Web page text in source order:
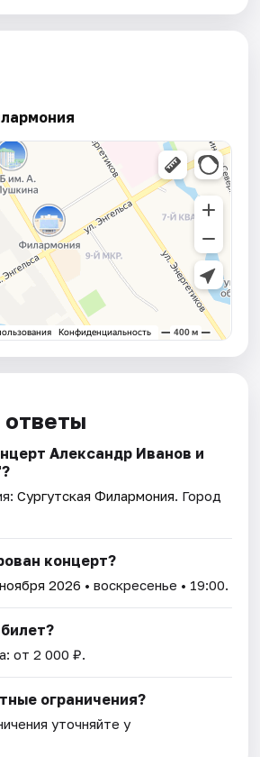
Александр Иванов и
Сургутская Филармония. Город
концерт?
2026 • воскресенье • 19:00.
от 2 000 ₽.
ограничения?
уточняйте у